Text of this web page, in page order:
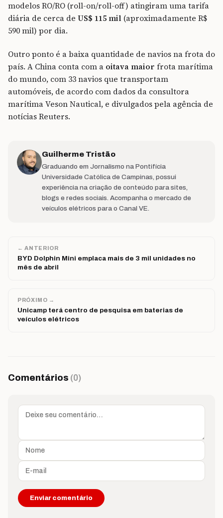
modelos RO/RO (roll-on/roll-off) atingiram uma tarifa
diária de cerca de US$ 115 mil (aproximadamente R$
590 mil) por dia.
Outro ponto é a baixa quantidade de navios na frota do
país. A China conta com a oitava maior frota marítima
do mundo, com 33 navios que transportam
automóveis, de acordo com dados da consultora
marítima Veson Nautical, e divulgados pela agência de
notícias Reuters.
Guilherme Tristão
Graduando em Jornalismo na Pontifícia
Universidade Católica de Campinas, possui
experiência na criação de conteúdo para sites,
blogs e redes sociais. Acompanha o mercado de
veículos elétricos para o Canal VE.
← ANTERIOR
BYD Dolphin Mini emplaca mais de 3 mil unidades no
mês de abril
PRÓXIMO →
Unicamp terá centro de pesquisa em baterias de
veículos elétricos
Comentários (0)